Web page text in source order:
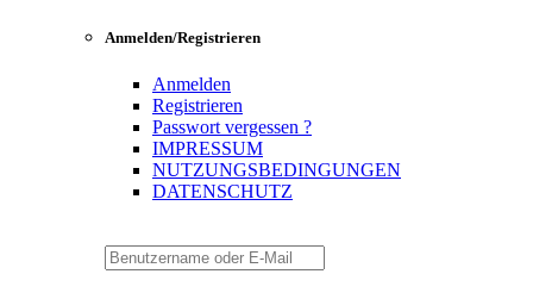
Anmelden/Registrieren
Anmelden
Registrieren
Passwort vergessen ?
IMPRESSUM
NUTZUNGSBEDINGUNGEN
DATENSCHUTZ